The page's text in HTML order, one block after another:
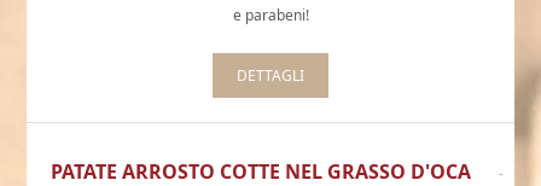
e parabeni!
DETTAGLI
PATATE ARROSTO COTTE NEL GRASSO D'OCA -